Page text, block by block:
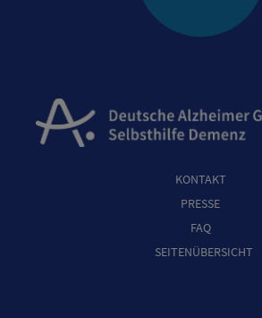
KONTAKT
PRESSE
FAQ
SEITENÜBERSICHT